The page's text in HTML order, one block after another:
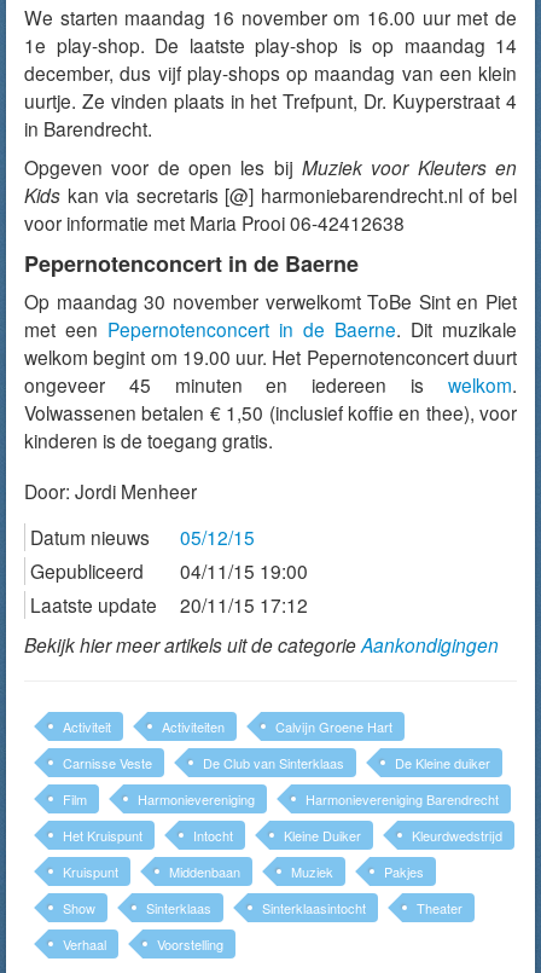
We starten maandag 16 november om 16.00 uur met de
1e play-shop. De laatste play-shop is op maandag 14
december, dus vijf play-shops op maandag van een klein
uurtje. Ze vinden plaats in het Trefpunt, Dr. Kuyperstraat 4
in Barendrecht.
Opgeven voor de open les bij Muziek voor Kleuters en
Kids kan via secretaris [@] harmoniebarendrecht.nl of bel
voor informatie met Maria Prooi 06-42412638
Pepernotenconcert in de Baerne
Op maandag 30 november verwelkomt ToBe Sint en Piet
met een Pepernotenconcert in de Baerne. Dit muzikale
welkom begint om 19.00 uur. Het Pepernotenconcert duurt
ongeveer 45 minuten en iedereen is welkom.
Volwassenen betalen € 1,50 (inclusief koffie en thee), voor
kinderen is de toegang gratis.
Door: Jordi Menheer
Datum nieuws
05/12/15
Gepubliceerd
04/11/15 19:00
Laatste update
20/11/15 17:12
Bekijk hier meer artikels uit de categorieAankondigingen
Activiteit Activiteiten
Calvijn Groene Hart
Carnisse Veste
De Club van Sinterklaas
De Kleine duiker
Film
Harmonievereniging
Harmonievereniging Barendrecht
Het Kruispunt
Intocht Kleine Duiker
Kleurdwedstrijd
Kruispunt
Middenbaan Muziek
Pakjes
Show
Sinterklaas Sinterklaasintocht
Theater
Verhaal
Voorstelling